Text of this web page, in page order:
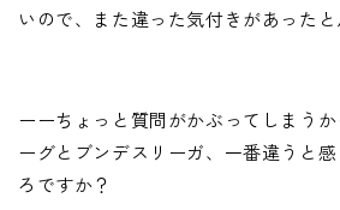
いので、また違った気付きがあったと
ーーちょっと質問がかぶってしまう
ーグとブンデスリーガ、一番違うと
ろですか？